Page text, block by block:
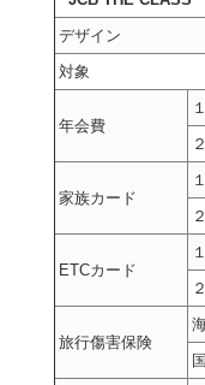
デザイン
対象
年会費
家族カード
ETCカード
旅行傷害保険